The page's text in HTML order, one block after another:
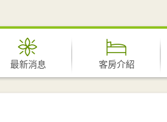
最新消息 客房介紹